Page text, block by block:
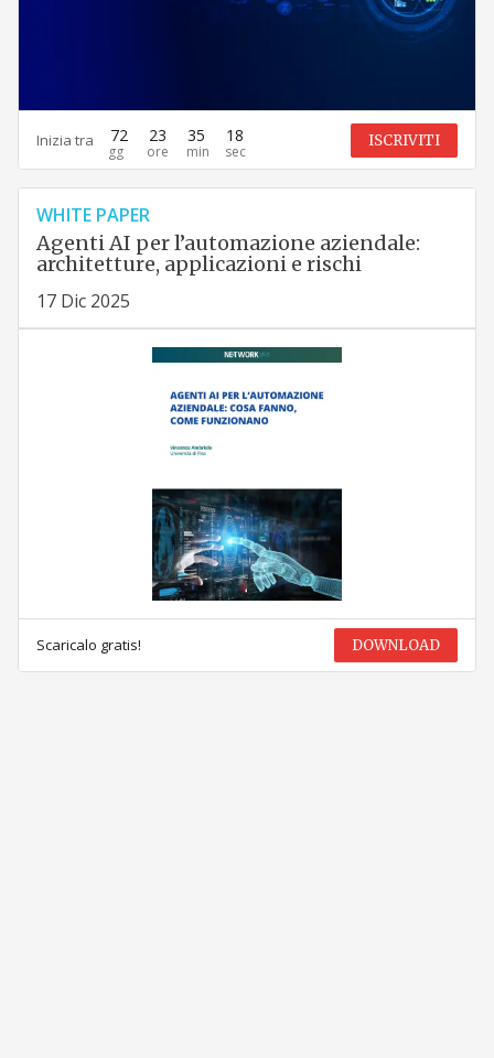
Inizia tra 72 23 35 17 ISCRIVITI
WHITE PAPER
Agenti AI per l’automazione aziendale:
architetture, applicazioni e rischi
17 Dic 2025
Scaricalo gratis! DOWNLOAD